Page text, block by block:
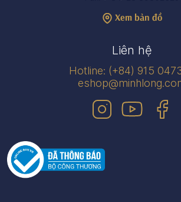
Xem bản đồ
Liên hệ
Hotline: (+84) 915